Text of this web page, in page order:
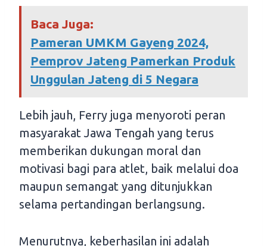
Baca Juga:
Pameran UMKM Gayeng 2024,
Pemprov Jateng Pamerkan Produk
Unggulan Jateng di 5 Negara
Lebih jauh, Ferry juga menyoroti peran
masyarakat Jawa Tengah yang terus
memberikan dukungan moral dan
motivasi bagi para atlet, baik melalui doa
maupun semangat yang ditunjukkan
selama pertandingan berlangsung.
Menurutnya, keberhasilan ini adalah